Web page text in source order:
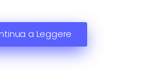
a Leggere